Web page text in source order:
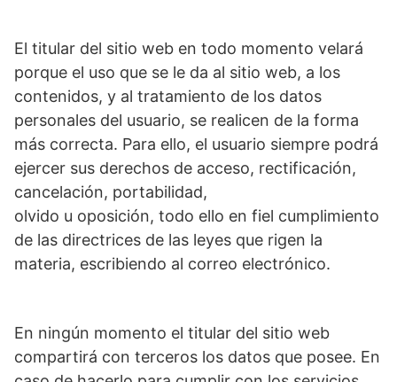
El titular del sitio web en todo momento velará
porque el uso que se le da al sitio web, a los
contenidos, y al tratamiento de los datos
personales del usuario, se realicen de la forma
más correcta. Para ello, el usuario siempre podrá
ejercer sus derechos de acceso, rectificación,
cancelación, portabilidad,
olvido u oposición, todo ello en fiel cumplimiento
de las directrices de las leyes que rigen la
materia, escribiendo al correo electrónico.
En ningún momento el titular del sitio web
compartirá con terceros los datos que posee. En